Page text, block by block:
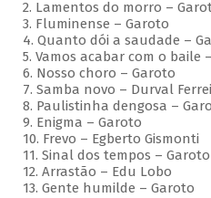
2. Lamentos do morro –
3. Fluminense – Garoto
4. Quanto dói a saudade –
5. Vamos acabar com o baile
6. Nosso choro – Garoto
7. Samba novo – Durval
8. Paulistinha dengosa –
9. Enigma – Garoto
10. Frevo – Egberto Gismonti
11. Sinal dos tempos – Garoto
12. Arrastão – Edu Lobo
13. Gente humilde – Garoto